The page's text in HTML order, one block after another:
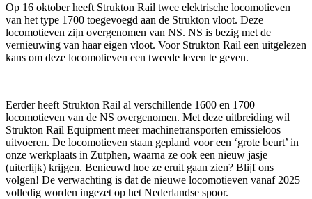
Op 16 oktober heeft Strukton Rail twee elektrische locomotieven
van het type 1700 toegevoegd aan de Strukton vloot. Deze
locomotieven zijn overgenomen van NS. NS is bezig met de
vernieuwing van haar eigen vloot. Voor Strukton Rail een uitgelezen
kans om deze locomotieven een tweede leven te geven.
Eerder heeft Strukton Rail al verschillende 1600 en 1700
locomotieven van de NS overgenomen. Met deze uitbreiding wil
Strukton Rail Equipment meer machinetransporten emissieloos
uitvoeren. De locomotieven staan gepland voor een ‘grote beurt’ in
onze werkplaats in Zutphen, waarna ze ook een nieuw jasje
(uiterlijk) krijgen. Benieuwd hoe ze eruit gaan zien? Blijf ons
volgen! De verwachting is dat de nieuwe locomotieven vanaf 2025
volledig worden ingezet op het Nederlandse spoor.